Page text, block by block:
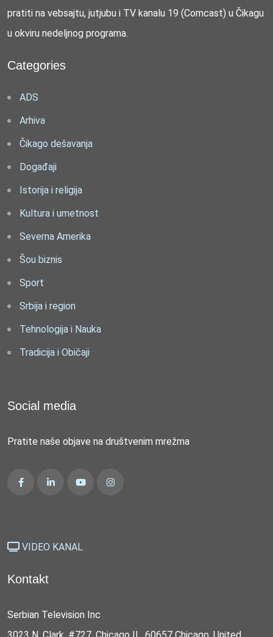
pratiti na vebsajtu, jutjubu i TV kanalu 19 (Comcast) u Čikagu
u okviru nedeljnog programa.
Categories
ADS
Arhiva
Čikago dešavanja
Događaji
Istorija i religija
Kultura i umetnost
Severna Amerika
Šou biznis
Sport
Srbija i region
Tehnologija i Nauka
Tradicija i Običaji
Social media
Pratite naše objave na društvenim mrežma
VIDEO KANAL
Kontakt
Serbian Television Inc